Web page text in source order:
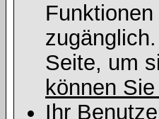
Seite, um
können
Ihr